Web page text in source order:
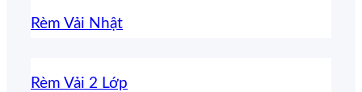
Rèm Vải Nhật
Rèm Vải 2 Lớp